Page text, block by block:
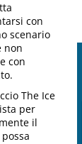
con
scenario
non
con
The Ice
per
il